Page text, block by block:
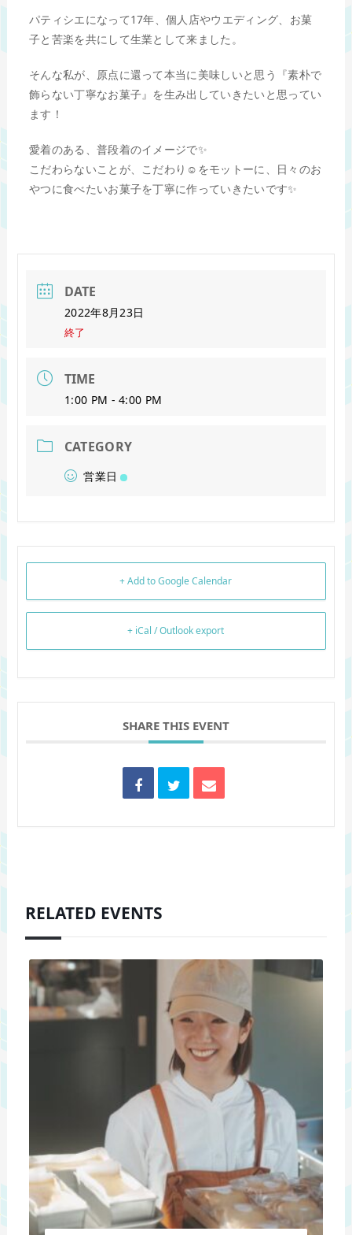
パティシエになって17年、個人店やウエディング、お菓
子と苦楽を共にして生業として来ました。
そんな私が、原点に還って本当に美味しいと思う『素朴で
飾らない丁寧なお菓子』を生み出していきたいと思ってい
ます！
愛着のある、普段着のイメージで✨
こだわらないことが、こだわり☺️をモットーに、日々のお
やつに食べたいお菓子を丁寧に作っていきたいです✨
DATE
2022年8月23日
終了
TIME
1:00 PM - 4:00 PM
CATEGORY
営業日
+ Add to Google Calendar
+ iCal / Outlook export
SHARE THIS EVENT
RELATED EVENTS